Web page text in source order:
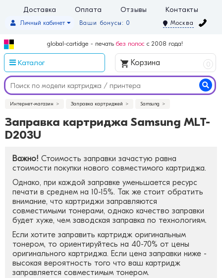
Доставка Оплата Отзывы Контакты
Ваши бонусы: 0
Личный кабинет Москва
global-cartidge - печать без полос с 2008 года!
Каталог Корзина 0
Интернет-магазин Заправка картриджей Samsung
Заправка картриджа Samsung MLT-
D203U
Важно! Стоимость заправки зачастую равна
стоимости покупки нового совместимого картриджа.
Однако, при каждой заправке уменьшается ресурс
печати в среднем на 10-15%. Так же стоит обратить
внимание, что картриджи заправляются
совместимыми тонерами, однако качество заправки
будет хуже, чем заводская заправка по технологиям.
Если хотите заправить картридж оригинальным
тонером, то ориентируйтесь на 40-70% от цены
оригинального картриджа. Если цена заправки ниже -
высокая вероятность того что ваш картридж
заправляется совместимым тонером.